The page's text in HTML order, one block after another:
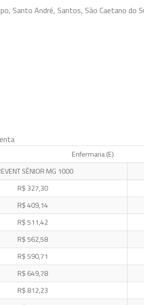
Santo André, Santos, São Caetano do
Enfermaria (E)
SÊNIOR MG 1000
R$ 327,30
R$ 409,14
R$ 511,42
R$ 562,58
R$ 590,71
R$ 649,78
R$ 812,23